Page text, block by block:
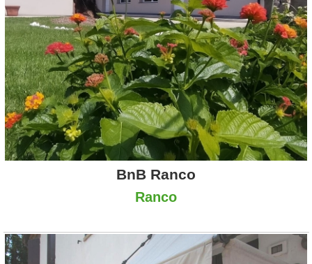
BnB Ranco
Ranco